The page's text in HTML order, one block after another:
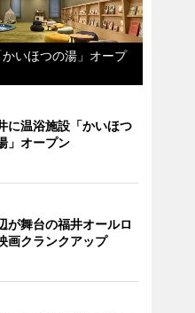
いほつの湯」オープ
に温浴施設「かいほつ
」オープン
が舞台の福井オールロ
画クランクアップ